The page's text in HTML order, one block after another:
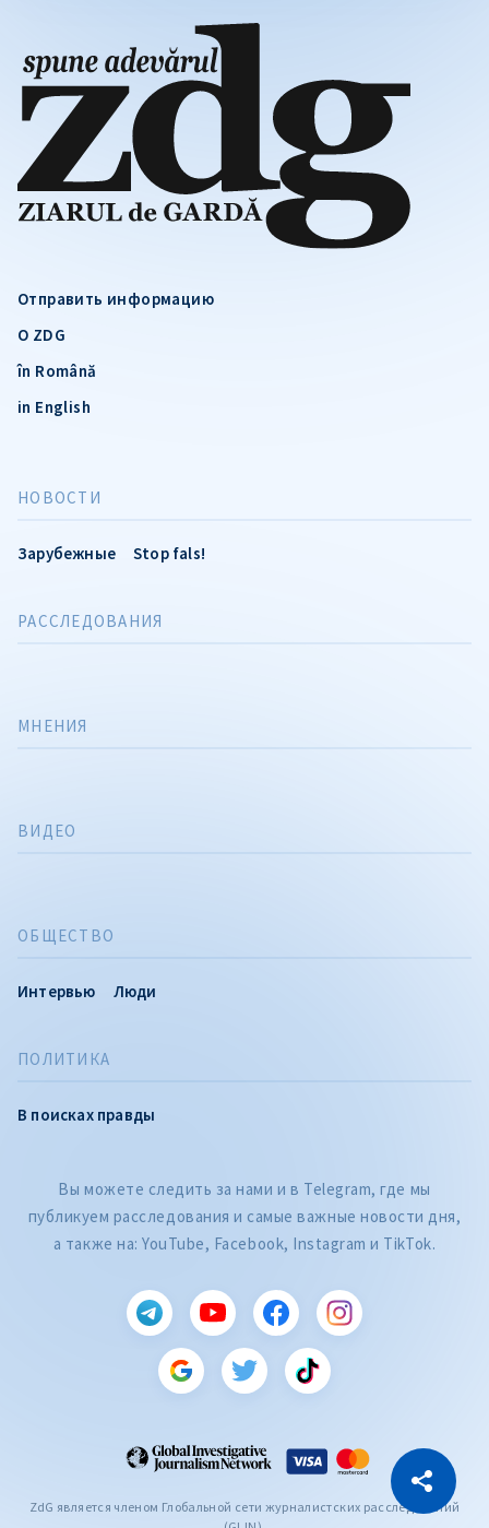
Скопировать ссылку
Отправить информацию
О ZDG
în Română
in English
НОВОСТИ
Зарубежные Stop fals!
ПОЛИТИКА
В поисках правды
РАССЛЕДОВАНИЯ
ОБЩЕСТВО
Интервью Люди
МНЕНИЯ
ВИДЕО
Вы можете следить за нами и в Telegram, где мы
публикуем расследования и самые важные новости дня,
а также на: YouTube, Facebook, Instagram и TikTok.
ZdG является членом Глобальной сети журналистских расследований
CITEȘTE